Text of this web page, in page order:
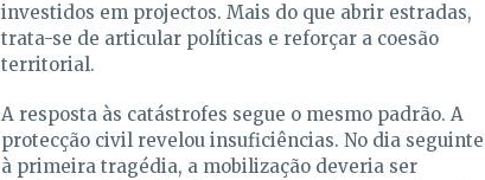
investidos em projectos. Mais do que abrir estradas,
trata-se de articular políticas e reforçar a coesão
territorial.
A resposta às catástrofes segue o mesmo padrão. A
protecção civil revelou insuficiências. No dia seguinte
à primeira tragédia, a mobilização deveria ser